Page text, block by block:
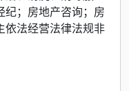
纪；房地产咨询；房
依法经营法律法规非